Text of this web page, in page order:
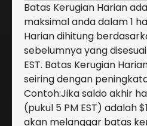
Batas Kerugian Harian
maksimal anda dalam 1
Harian dihitung
sebelumnya yang
EST. Batas Kerugian
seiring dengan
Contoh:Jika saldo akhir
(pukul 5 PM EST) adalah
akan melanggar batas